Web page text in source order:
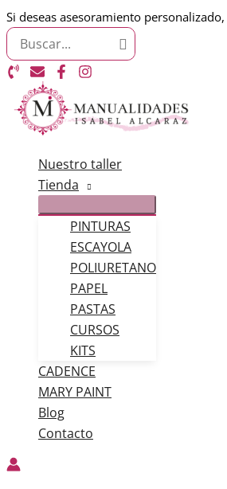
Ir
al
contenido
Si deseas asesoramiento personalizado,
Search
for:
Nuestro taller
Tienda
PINTURAS
ESCAYOLA
POLIURETANO
PAPEL
PASTAS
CURSOS
KITS
CADENCE
MARY PAINT
Blog
Contacto